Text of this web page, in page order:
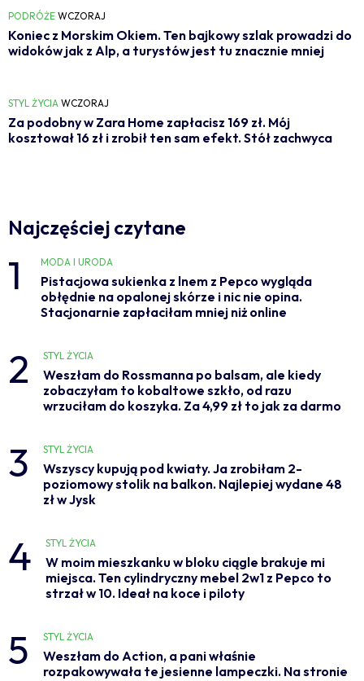
PODRÓŻE WCZORAJ
Koniec z Morskim Okiem. Ten bajkowy szlak prowadzi do
widoków jak z Alp, a turystów jest tu znacznie mniej
STYL ŻYCIA WCZORAJ
Za podobny w Zara Home zapłacisz 169 zł. Mój
kosztował 16 zł i zrobił ten sam efekt. Stół zachwyca
Najczęściej czytane
1 MODA I URODA
Pistacjowa sukienka z lnem z Pepco wygląda
obłędnie na opalonej skórze i nic nie opina.
Stacjonarnie zapłaciłam mniej niż online
2 STYL ŻYCIA
Weszłam do Rossmanna po balsam, ale kiedy
zobaczyłam to kobaltowe szkło, od razu
wrzuciłam do koszyka. Za 4,99 zł to jak za darmo
3 STYL ŻYCIA
Wszyscy kupują pod kwiaty. Ja zrobiłam 2-
poziomowy stolik na balkon. Najlepiej wydane 48
zł w Jysk
4 STYL ŻYCIA
W moim mieszkanku w bloku ciągle brakuje mi
miejsca. Ten cylindryczny mebel 2w1 z Pepco to
strzał w 10. Ideał na koce i piloty
5 STYL ŻYCIA
Weszłam do Action, a pani właśnie
rozpakowywała te jesienne lampeczki. Na stronie